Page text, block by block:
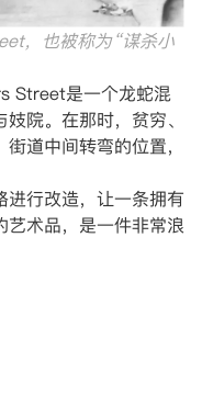
，也被称为“谋杀小
Street是一个龙蛇混
院。在那时，贫穷、
道中间转弯的位置，
行改造，让一条拥有
术品，是一件非常浪